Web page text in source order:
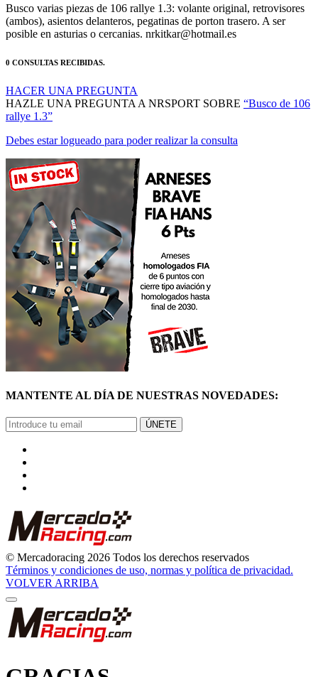
Busco varias piezas de 106 rallye 1.3: volante original, retrovisores
(ambos), asientos delanteros, pegatinas de porton trasero. A ser
posible en asturias o cercanias. nrkitkar@hotmail.es
0 CONSULTAS RECIBIDAS.
HACER UNA PREGUNTA
HAZLE UNA PREGUNTA A NRSPORT SOBRE “Busco de 106
rallye 1.3”
Debes estar logueado para poder realizar la consulta
MANTENTE AL DÍA DE NUESTRAS NOVEDADES:
ÚNETE
© Mercadoracing 2026 Todos los derechos reservados
Términos y condiciones de uso, normas y política de privacidad.
VOLVER ARRIBA